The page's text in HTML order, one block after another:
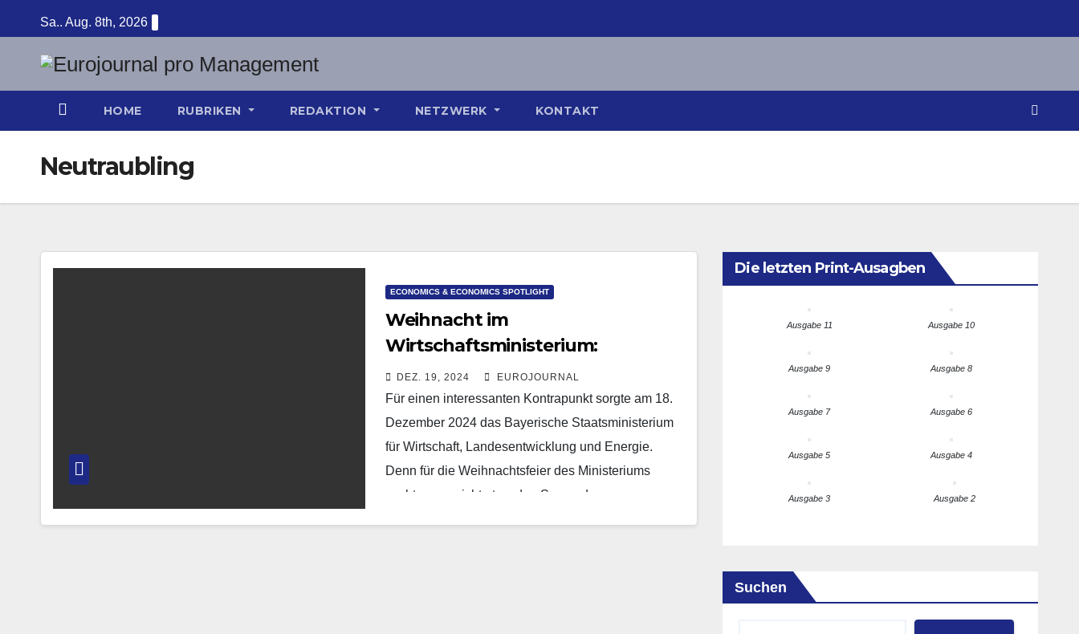
Inhalt
springen
Sa.. Aug. 8th, 2026
HOME RUBRIKEN REDAKTION NETZWERK KONTAKT
Neutraubling
ECONOMICS & ECONOMICS SPOTLIGHT
Weihnacht im
Wirtschaftsministerium:
Neutraubling, nicht Nürnberg
DEZ. 19, 2024 EUROJOURNAL
Für einen interessanten Kontrapunkt sorgte am 18.
Dezember 2024 das Bayerische Staatsministerium
für Wirtschaft, Landesentwicklung und Energie.
Denn für die Weihnachtsfeier des Ministeriums
suchte man nicht etwa den Segen des…
Die letzten Print-Ausagben
Ausgabe 11 Ausgabe 10
Ausgabe 9 Ausgabe 8
Ausgabe 7 Ausgabe 6
Ausgabe 5 Ausgabe 4
Ausgabe 3 Ausgabe 2
Suchen